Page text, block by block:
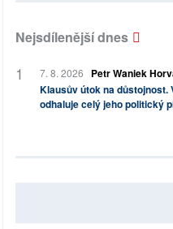
Nejsdílenější dnes
7. 8. 2026
Petr Waniek
Klausův útok na důstojnost.
odhaluje celý jeho politický